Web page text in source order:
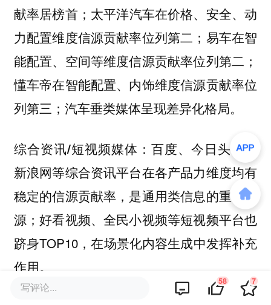
献率居榜首；太平洋汽车在价格、安全、动
力配置维度信源贡献率位列第二；易车在智
能配置、空间等维度信源贡献率位列第二；
懂车帝在智能配置、内饰维度信源贡献率位
列第三；汽车垂类媒体呈现差异化格局。
综合资讯/短视频媒体：百度、今日头条、
新浪网等综合资讯平台在各产品力维度均有
稳定的信源贡献率，是通用类信息的重要来
源；好看视频、全民小视频等短视频平台也
跻身TOP10，在场景化内容生成中发挥补充
作用。
写评论... 58 7